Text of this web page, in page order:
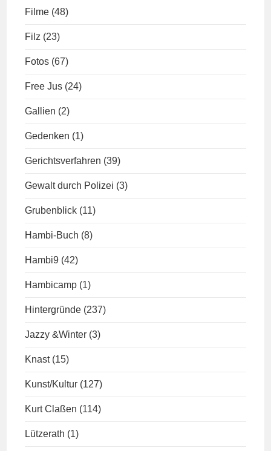
Filme (48)
Filz (23)
Fotos (67)
Free Jus (24)
Gallien (2)
Gedenken (1)
Gerichtsverfahren (39)
Gewalt durch Polizei (3)
Grubenblick (11)
Hambi-Buch (8)
Hambi9 (42)
Hambicamp (1)
Hintergründe (237)
Jazzy &Winter (3)
Knast (15)
Kunst/Kultur (127)
Kurt Claßen (114)
Lützerath (1)